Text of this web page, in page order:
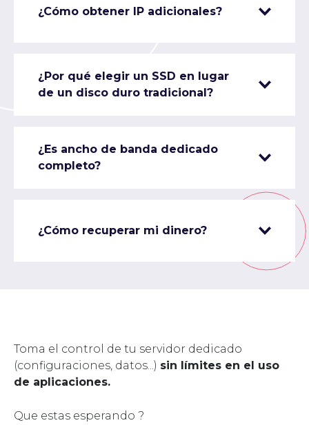
¿Cómo obtener IP adicionales?
¿Por qué elegir un SSD en lugar
de un disco duro tradicional?
¿Es ancho de banda dedicado
completo?
¿Cómo recuperar mi dinero?
Toma el control de tu servidor dedicado
(configuraciones, datos...) sin límites en el uso
de aplicaciones.
Que estas esperando ?